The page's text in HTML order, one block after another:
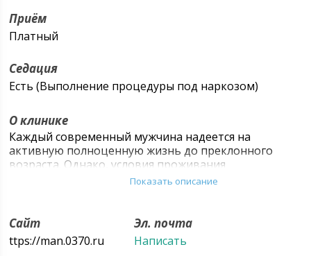
Приём
Платный
Седация
Есть (Выполнение процедуры под наркозом)
О клинике
Каждый современный мужчина надеется на
активную полноценную жизнь до преклонного
возраста. Однако, условия проживания
человеческой популяции в целом и мужчин
информационные потоки, требующие постоянной
психоэмоциональной концентрации,
нерациональное питание, порочные привычки,
Показать описание
Сайт
ttps://man.0370.ru
Эл. почта
Написать